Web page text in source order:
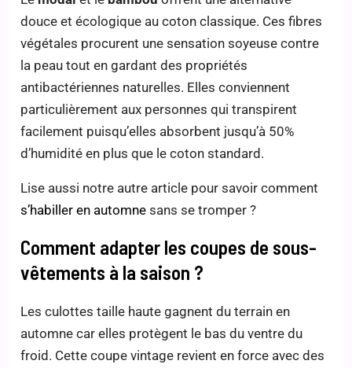
douce et écologique au coton classique. Ces fibres
végétales procurent une sensation soyeuse contre
la peau tout en gardant des propriétés
antibactériennes naturelles. Elles conviennent
particulièrement aux personnes qui transpirent
facilement puisqu’elles absorbent jusqu’à 50%
d’humidité en plus que le coton standard.
Lise aussi notre autre article pour savoir comment
s’habiller en automne sans se tromper ?
Comment adapter les coupes de sous-
vêtements à la saison ?
Les culottes taille haute gagnent du terrain en
automne car elles protègent le bas du ventre du
froid. Cette coupe vintage revient en force avec des